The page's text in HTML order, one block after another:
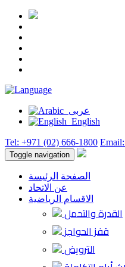
عربى
English
Tel: +971 (02) 666-1800
Toggle navigation
الصفحة الرئيسة
عن الاتحاد
الاقسام الرياضية
القدرة والتحمل
قفز الحواجز
الترويض